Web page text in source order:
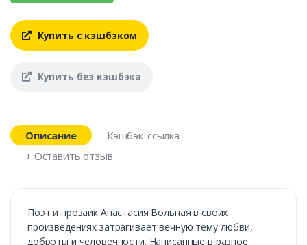
Купить с кэшбэком
Купить без кэшбэка
Описание
Кэшбэк-ссылка
+ Оставить отзыв
Поэт и прозаик Анастасия Вольная в своих
произведениях затрагивает вечную тему любви,
доброты и человечности. Написанные в разное